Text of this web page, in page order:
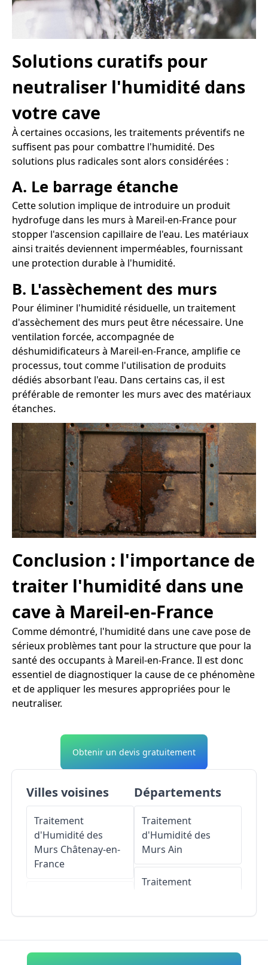
Solutions curatifs pour
neutraliser l'humidité dans
votre cave
À certaines occasions, les traitements préventifs ne
suffisent pas pour combattre l'humidité. Des
solutions plus radicales sont alors considérées :
A. Le barrage étanche
Cette solution implique de introduire un produit
hydrofuge dans les murs à Mareil-en-France pour
stopper l'ascension capillaire de l'eau. Les matériaux
ainsi traités deviennent imperméables, fournissant
une protection durable à l'humidité.
B. L'assèchement des murs
Pour éliminer l'humidité résiduelle, un traitement
d'assèchement des murs peut être nécessaire. Une
ventilation forcée, accompagnée de
déshumidificateurs à Mareil-en-France, amplifie ce
processus, tout comme l'utilisation de produits
dédiés absorbant l'eau. Dans certains cas, il est
préférable de remonter les murs avec des matériaux
étanches.
Conclusion : l'importance de
traiter l'humidité dans une
cave à Mareil-en-France
Comme démontré, l'humidité dans une cave pose de
sérieux problèmes tant pour la structure que pour la
santé des occupants à Mareil-en-France. Il est donc
essentiel de diagnostiquer la cause de ce phénomène
et de appliquer les mesures appropriées pour le
neutraliser.
Obtenir un devis gratuitement
Villes voisines
Traitement
d'Humidité des
Murs Châtenay-en-
France
Champlâtreux
Départements
Traitement
d'Humidité des
Murs Ain
Traitement
Traitement
d'Humidité des